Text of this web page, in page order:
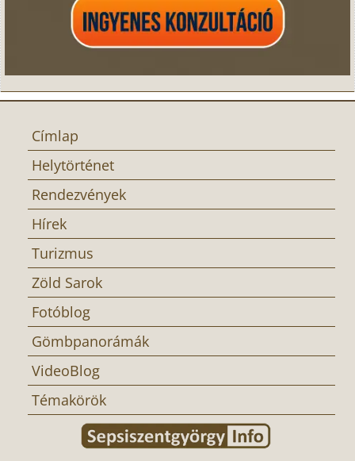
Címlap
Helytörténet
Rendezvények
Hírek
Turizmus
Zöld Sarok
Fotóblog
Gömbpanorámák
VideoBlog
Témakörök